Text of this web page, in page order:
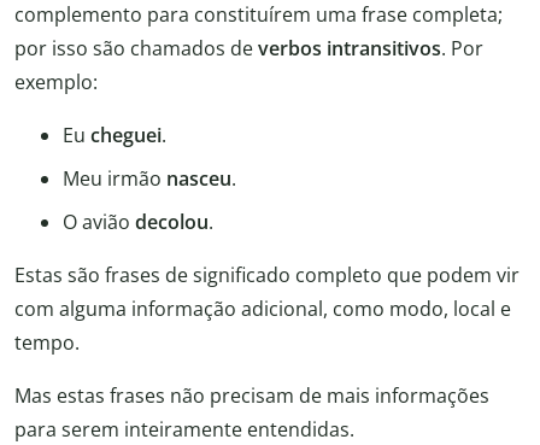
complemento para constituírem uma frase completa;
por isso são chamados deverbos intransitivos. Por
exemplo:
Eu cheguei.
Meu irmão nasceu.
O avião decolou.
Estas são frases de significado completo que podem vir
com alguma informação adicional, como modo, local e
tempo.
Mas estas frases não precisam de mais informações
para serem inteiramente entendidas.